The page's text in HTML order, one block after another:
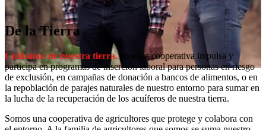
De la Tierra
Cuidamos de nuestra tierra.Nuestra cooperativa impulsa y
participa en programas de inserción laboral para personas en riesgo
de exclusión, en campañas de donación a bancos de alimentos, o en
la repoblación de parajes naturales de nuestro entorno para sumar en
la lucha de la recuperación de los acuíferos de nuestra tierra.
Somos una cooperativa de agricultores que protege y colabora con